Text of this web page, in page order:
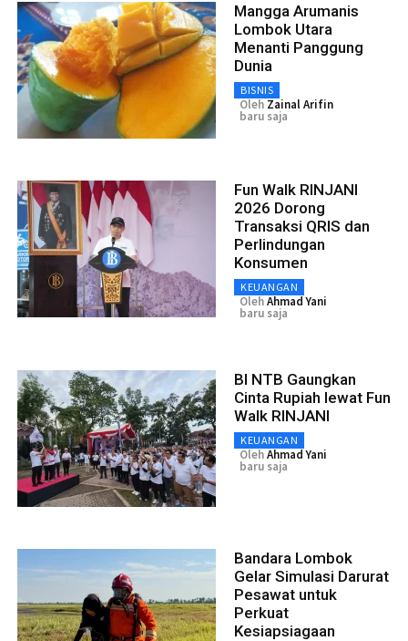
Mangga Arumanis
Lombok Utara
Menanti Panggung
Dunia
BISNIS
Oleh Zainal Arifin
baru saja
Fun Walk RINJANI
2026 Dorong
Transaksi QRIS dan
Perlindungan
Konsumen
KEUANGAN
OlehAhmad Yani
baru saja
BI NTB Gaungkan
Cinta Rupiah lewat Fun
Walk RINJANI
KEUANGAN
OlehAhmad Yani
baru saja
Bandara Lombok
Gelar Simulasi Darurat
Pesawat untuk
Perkuat
Kesiapsiagaan